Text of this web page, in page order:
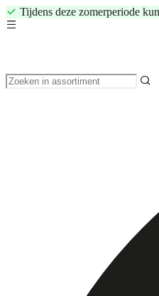
Tijdens deze zomerperiode